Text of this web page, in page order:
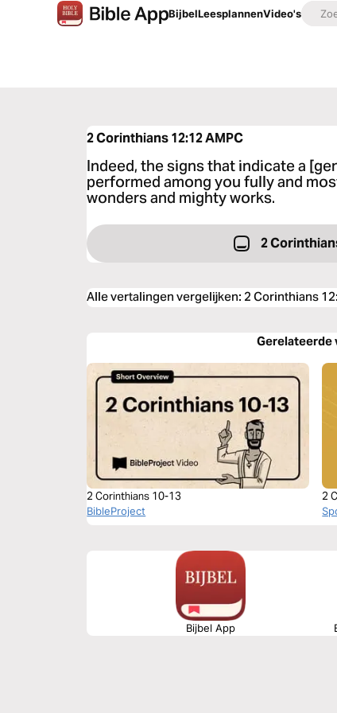
BijbelLeesplannenVideo's
2 Corinthians 12:12AMPC
Indeed, the signs that indicate a
performed among you fully and
wonders and mighty works.
2
Alle vertalingen vergelijken: 2 Corinthians
Gerelateerde
2 Corinthians 10-13
BibleProject
2
Bijbel App